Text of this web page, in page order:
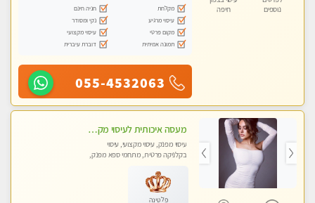
נוספים
חיפה
מקלחת
חניה חינם
עיסוי מרגיע
נקי ומסודר
מקום פרטי
עיסוי מקצועי
תמונה אמיתית
דוברת עיברית
055-4532063
מעסה איכותית לעיסוי מקצועי ומפנק לכל שרירי הגוף פרטי !!+אבנים חמות
עיסוי מפנק, עיסוי מקצועי, עיסוי
בקלניקה פרטית, מתחמי ספא מפנק,
פלטינה